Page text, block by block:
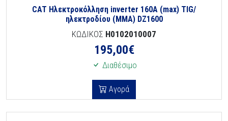
CAT Ηλεκτροκόλληση inverter 160A (max) TIG/
ηλεκτροδίου (MMA) DZ1600
ΚΩΔΙΚΟΣ H0102010007
195,00€
Διαθέσιμο
Αγορά